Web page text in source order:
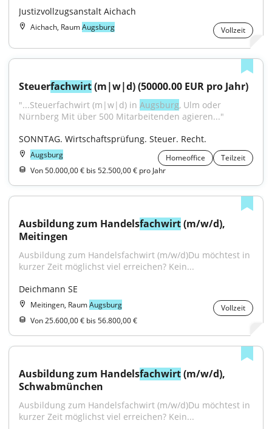
Justizvollzugsanstalt Aichach
Aichach, RaumAugsburg Vollzeit
Steuerfachwirt (m|w|d) (50000.00 EUR pro Jahr)
"...Steuerfachwirt (m|w|d) in Augsburg, Ulm oder
Nürnberg Mit über 500 Mitarbeitenden agieren..."
SONNTAG. Wirtschaftsprüfung. Steuer. Recht.
Augsburg Homeoffice
Teilzeit
Von 50.000,00 € bis 52.500,00 € pro Jahr
Ausbildung zum Handelsfachwirt (m/w/d),
Meitingen
Ausbildung zum Handelsfachwirt (m/w/d)Du möchtest in
kurzer Zeit möglichst viel erreichen? Kein...
Deichmann SE
Meitingen, RaumAugsburg
Vollzeit
Von 25.600,00 € bis 56.800,00 €
Ausbildung zum Handelsfachwirt (m/w/d),
Schwabmünchen
Ausbildung zum Handelsfachwirt (m/w/d)Du möchtest in
kurzer Zeit möglichst viel erreichen? Kein...